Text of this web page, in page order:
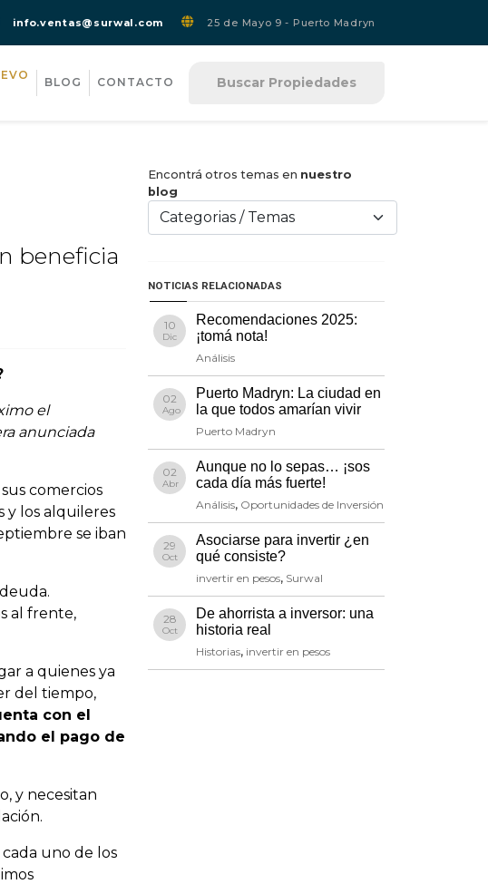
info.ventas@surwal.com 25 de Mayo 9 - Puerto Madryn
BLOG CONTACTO Buscar Propiedades
beneficia
el
anunciada
comercios
y los alquileres
se iban
al frente,
a quienes ya
del tiempo,
con el
el pago de
y necesitan
uno de los
Encontrá otros temas en nuestro
blog
NOTICIAS RELACIONADAS
10
Dic
Recomendaciones 2025:
¡tomá nota!
Análisis
02
Ago
Puerto Madryn: La ciudad en
la que todos amarían vivir
Puerto Madryn
02
Abr
Aunque no lo sepas… ¡sos
cada día más fuerte!
Análisis, Oportunidades de Inversión
29
Oct
Asociarse para invertir ¿en
qué consiste?
invertir en pesos, Surwal
28
Oct
De ahorrista a inversor: una
historia real
Historias, invertir en pesos